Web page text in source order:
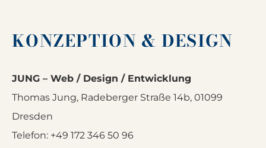
KONZEPTION & DESIGN
JUNG – Web / Design / Entwicklung
Thomas Jung, Radeberger Straße 14b, 01099
Dresden
Telefon: +49 172 346 50 96